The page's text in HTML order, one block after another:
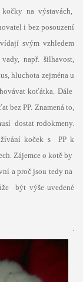
na výstavách,
i bez posouzení
svým vzhledem
např. šilhavost,
hluchota zejména u
koťátka. Dále
bez PP. Znamená to,
dostat rodokmeny.
koček s PP k
Zájemce o kotě by
a proč jsou tedy na
být výše uvedené